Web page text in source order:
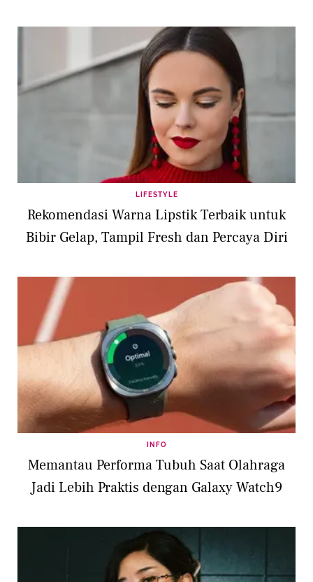
LIFESTYLE
Rekomendasi Warna Lipstik Terbaik untuk
Bibir Gelap, Tampil Fresh dan Percaya Diri
INFO
Memantau Performa Tubuh Saat Olahraga
Jadi Lebih Praktis dengan Galaxy Watch9